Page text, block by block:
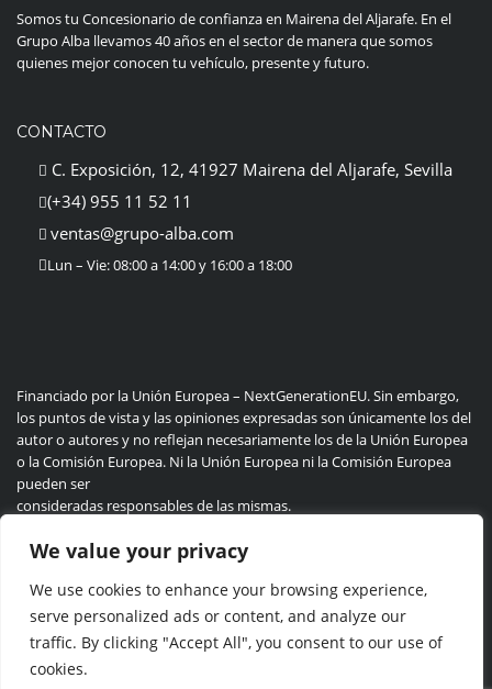
We value your privacy
We use cookies to enhance your browsing experience,
serve personalized ads or content, and analyze our
traffic. By clicking "Accept All", you consent to our use of
cookies.
Somos tu Concesionario de confianza en Mairena del Aljarafe. En el
Grupo Alba llevamos 40 años en el sector de manera que somos
quienes mejor conocen tu vehículo, presente y futuro.
CONTACTO
C. Exposición, 12, 41927 Mairena del Aljarafe, Sevilla
(+34) 955 11 52 11
ventas@grupo-alba.com
Lun – Vie: 08:00 a 14:00 y 16:00 a 18:00
Financiado por la Unión Europea – NextGenerationEU. Sin embargo,
los puntos de vista y las opiniones expresadas son únicamente los del
autor o autores y no reflejan necesariamente los de la Unión Europea
o la Comisión Europea. Ni la Unión Europea ni la Comisión Europea
pueden ser
consideradas responsables de las mismas.
Politica de privacidad Cookie